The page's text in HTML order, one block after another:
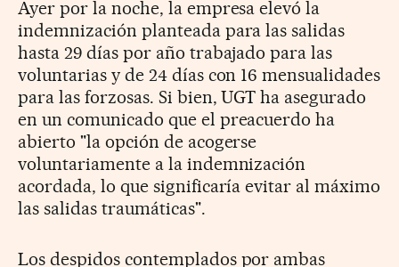
Ayer por la noche, la empresa elevó la
indemnización planteada para las salidas
hasta 29 días por año trabajado para las
voluntarias y de 24 días con 16 mensualidades
para las forzosas. Si bien, UGT ha asegurado
en un comunicado que el preacuerdo ha
abierto "la opción de acogerse
voluntariamente a la indemnización
acordada, lo que significaría evitar al máximo
las salidas traumáticas".
Los despidos contemplados por ambas